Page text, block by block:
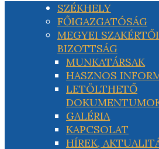
SZÉKHELY
FŐIGAZGATÓSÁG
MEGYEI SZAKÉRTŐI
BIZOTTSÁG
MUNKATÁRSAK
HASZNOS
LETÖLTHETŐ
GALÉRIA
KAPCSOLAT
HÍREK,